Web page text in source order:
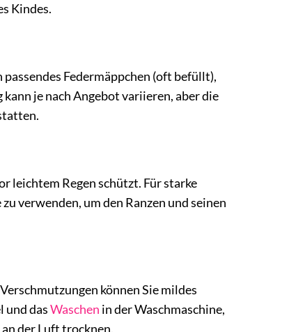
Kindes.
passendes Federmäppchen (oft befüllt),
je nach Angebot variieren, aber die
leichtem Regen schützt. Für starke
verwenden, um den Ranzen und seinen
können Sie mildes
und dasWaschen in der Waschmaschine,
der Luft trocknen.